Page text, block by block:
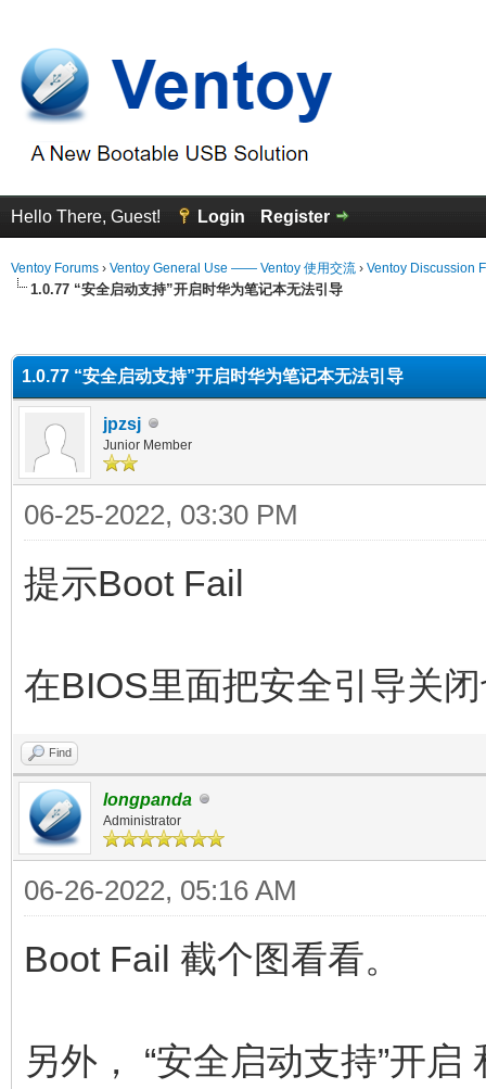
Hello There, Guest! Login Register
Ventoy Forums › Ventoy General Use —— Ventoy 使用交流 › Ventoy Discussion
1.0.77 “安全启动支持”开启时华为笔记本无法引导
1.0.77 “安全启动支持”开启时华为笔记本无法引导
jpzsj
Junior Member
06-25-2022, 03:30 PM
提示Boot Fail
在BIOS里面把安全引导关
Find
longpanda
Administrator
06-26-2022, 05:16 AM
Boot Fail 截个图看看。
另外， “安全启动支持”开